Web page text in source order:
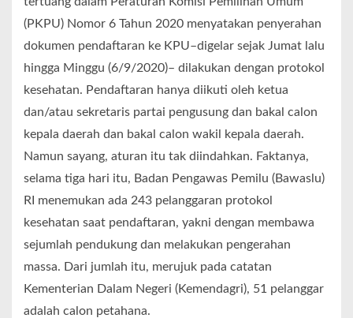
(PKPU) Nomor 6 Tahun 2020 menyatakan penyerahan
dokumen pendaftaran ke KPU–digelar sejak Jumat lalu
hingga Minggu (6/9/2020)– dilakukan dengan protokol
kesehatan. Pendaftaran hanya diikuti oleh ketua
dan/atau sekretaris partai pengusung dan bakal calon
kepala daerah dan bakal calon wakil kepala daerah.
Namun sayang, aturan itu tak diindahkan. Faktanya,
selama tiga hari itu, Badan Pengawas Pemilu (Bawaslu)
RI menemukan ada 243 pelanggaran protokol
kesehatan saat pendaftaran, yakni dengan membawa
sejumlah pendukung dan melakukan pengerahan
massa. Dari jumlah itu, merujuk pada catatan
Kementerian Dalam Negeri (Kemendagri), 51 pelanggar
adalah calon petahana.